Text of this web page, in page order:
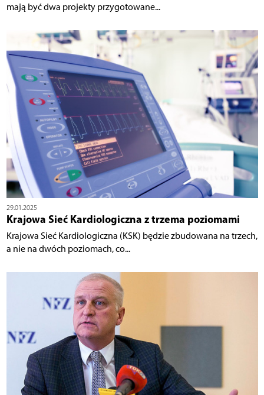
mają być dwa projekty przygotowane...
29.01.2025
Krajowa Sieć Kardiologiczna z trzema poziomami
Krajowa Sieć Kardiologiczna (KSK) będzie zbudowana na trzech,
a nie na dwóch poziomach, co...